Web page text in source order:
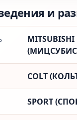
и
MITSUBISHI
COLT
SPORT